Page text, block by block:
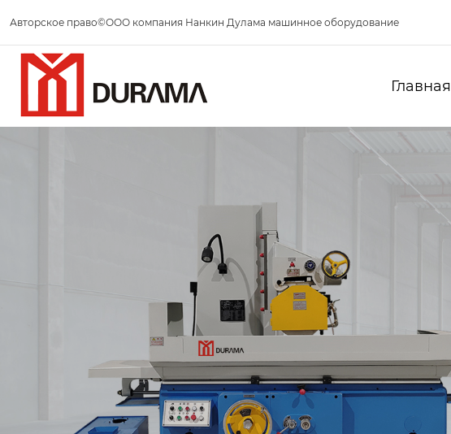
Авторское право©ООО компания Нанкин Дулама машинное оборудование
Главная